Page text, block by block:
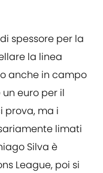
spessore per la
la linea
anche in campo
euro per il
prova, ma i
limati
Silva è
League, poi si